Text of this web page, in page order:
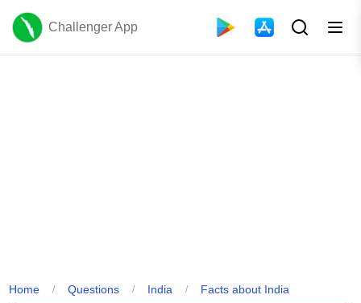
Challenger App
Home / Questions / India / Facts about India